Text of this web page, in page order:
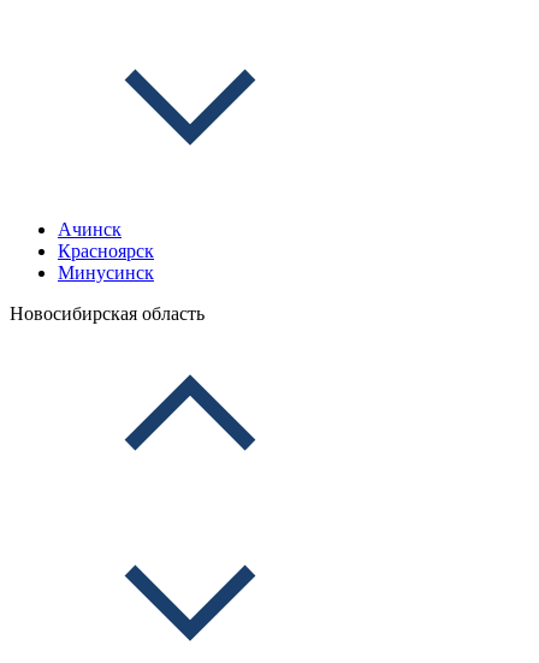
Ачинск
Красноярск
Минусинск
Новосибирская область